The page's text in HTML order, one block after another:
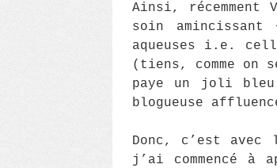
Ainsi, récemment
soin
aqueuses i.e.
(tiens, comme
paye un joli
blogueuse
Donc, c’est avec
j’ai commencé à